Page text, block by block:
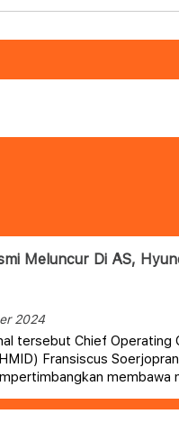
Meluncur Di AS,
2024
tersebut Chief Operating
Fransiscus
membawa
saja, Hyundai masih
masyarakat Indonesia.